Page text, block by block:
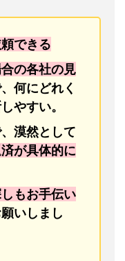
できる
の各社の見
何にどれく
やすい。
漠然として
が具体的に
もお手伝い
いしまし